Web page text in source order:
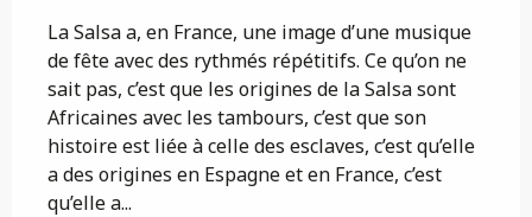
La Salsa a, en France, une image d’une musique
de fête avec des rythmés répétitifs. Ce qu’on ne
sait pas, c’est que les origines de la Salsa sont
Africaines avec les tambours, c’est que son
histoire est liée à celle des esclaves, c’est qu’elle
a des origines en Espagne et en France, c’est
qu’elle a...